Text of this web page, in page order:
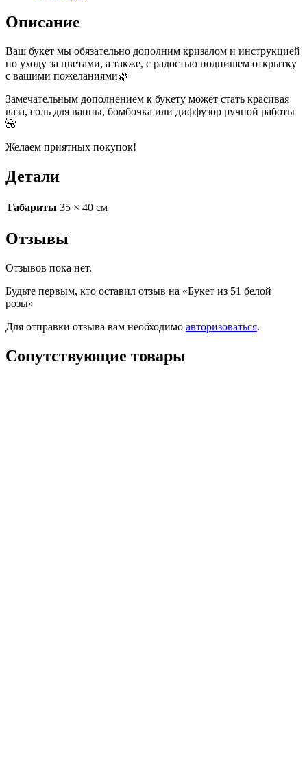
Описание
Ваш букет мы обязательно дополним кризалом и инструкцией
по уходу за цветами, а также, с радостью подпишем открытку
с вашими пожеланиями🌿
Замечательным дополнением к букету может стать красивая
ваза, соль для ванны, бомбочка или диффузор ручной работы
🌺
Желаем приятных покупок!
Детали
Габариты 35 × 40 см
Отзывы
Отзывов пока нет.
Будьте первым, кто оставил отзыв на «Букет из 51 белой
розы»
Для отправки отзыва вам необходимо авторизоваться.
Сопутствующие товары